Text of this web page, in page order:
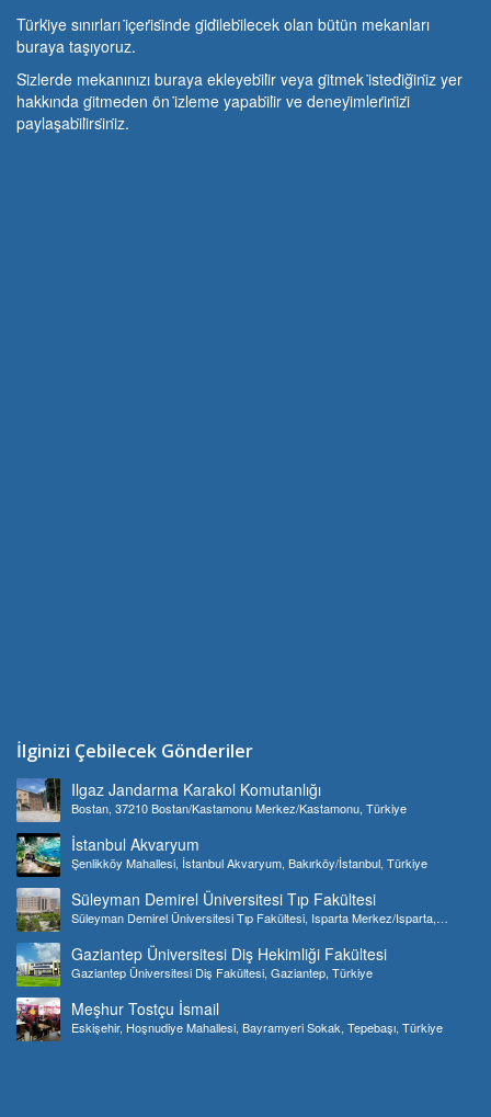
Türki̇ye sınırları i̇çeri̇si̇nde gi̇di̇lebi̇lecek olan bütün mekanları
buraya taşıyoruz.
Si̇zlerde mekanınızı buraya ekleyebi̇li̇r veya gi̇tmek i̇stedi̇ği̇ni̇z yer
hakkında gi̇tmeden ön i̇zleme yapabi̇li̇r ve deneyi̇mleri̇ni̇zi̇
paylaşabi̇li̇rsi̇ni̇z.
İlginizi Çebilecek Gönderiler
Ilgaz Jandarma Karakol Komutanlığı
Bostan, 37210 Bostan/Kastamonu Merkez/Kastamonu, Türkiye
İstanbul Akvaryum
Şenlikköy Mahallesi, İstanbul Akvaryum, Bakırköy/İstanbul, Türkiye
Süleyman Demirel Üniversitesi Tıp Fakültesi
Süleyman Demirel Üniversitesi Tıp Fakültesi, Isparta Merkez/Isparta,
Gaziantep Üniversitesi Diş Hekimliği Fakültesi
Gaziantep Üniversitesi Diş Fakültesi, Gaziantep, Türkiye
Meşhur Tostçu İsmail
Eskişehir, Hoşnudiye Mahallesi, Bayramyeri Sokak, Tepebaşı, Türkiye